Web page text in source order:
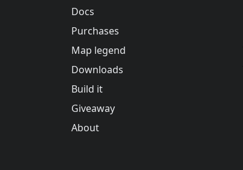
Docs
Purchases
Map legend
Downloads
Build it
Giveaway
About